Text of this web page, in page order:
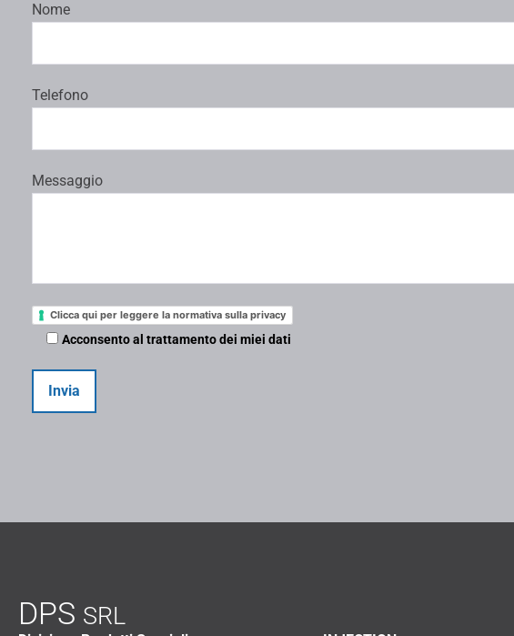
Nome
Telefono
Messaggio
Clicca qui per leggere la normativa sulla privacy
Acconsento al trattamento dei miei dati
DPS SRL